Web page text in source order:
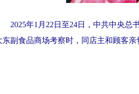
年1月22日至24日，中共中央总书
东副食品商场考察时，同店主和顾客